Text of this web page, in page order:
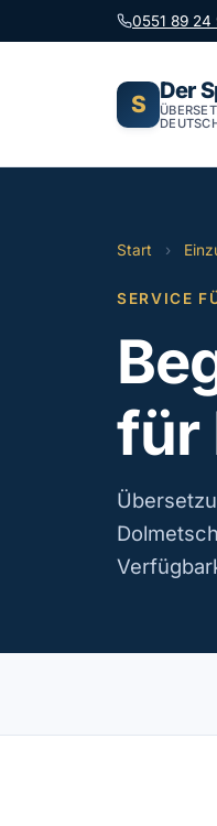
0551 89 24
S Der
Start ›
SERVICE
für